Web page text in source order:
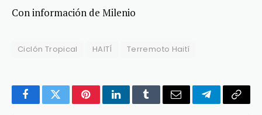
Con información de Milenio
Ciclón Tropical HAITÍ Terremoto Haití
FacebookTwitterPinterestLinkedInTumblrEmail TelegramCopy